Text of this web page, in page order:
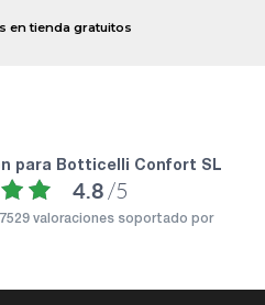
en tienda gratuitos
para Botticelli Confort SL
4.8 /5
valoraciones soportado por